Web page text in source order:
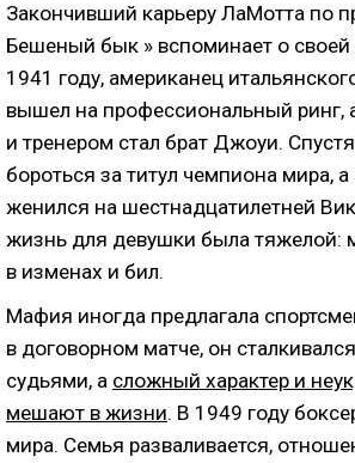
Закончивший карьеру ЛаМотта по
Бешеный бык » вспоминает о своей
1941 году, американец
вышел на профессиональный ринг,
и тренером стал брат Джоуи.
бороться за титул чемпиона мира, а
женился на шестнадцатилетней
жизнь для девушки была тяжелой:
в изменах и бил.
Мафия иногда предлагала
в договорном матче, он
судьями, а сложный характер и
мешают в жизни. В 1949 году
мира. Семья разваливается,